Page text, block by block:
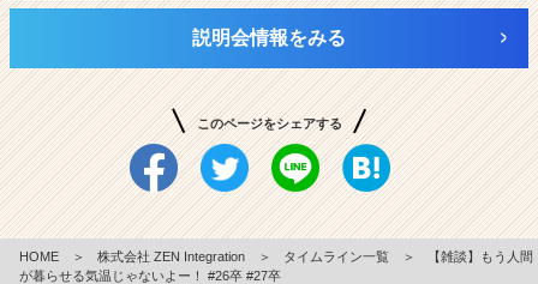
説明会情報をみる
このページをシェアする
HOME ＞ 株式会社 ZEN Integration ＞ タイムライン一覧 ＞
【雑談】もう人間
が暮らせる気温じゃないよー！ #26卒 #27卒